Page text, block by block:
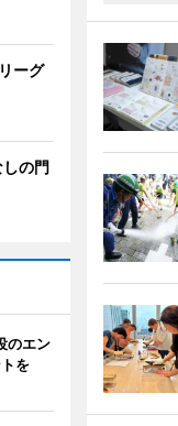
ーグ
の門
のエン
を